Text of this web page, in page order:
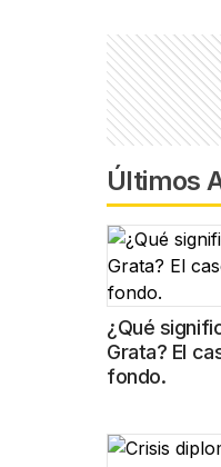
Últimos
¿Qué
Grata? El
fondo.